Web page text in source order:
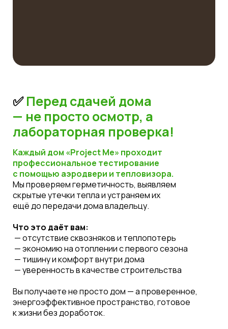
✅Перед сдачей дома
— не просто осмотр, а
лабораторная проверка!
Каждый дом «Project Me» проходит
профессиональное тестирование
с помощью аэродвери и тепловизора.
Мы проверяем герметичность, выявляем
скрытые утечки тепла и устраняем их
ещё до передачи дома владельцу.
Что это даёт вам:
— отсутствие сквозняков и теплопотерь
— экономию на отоплении с первого сезона
— тишину и комфорт внутри дома
— уверенность в качестве строительства
Вы получаете не просто дом — а проверенное,
энергоэффективное пространство, готовое
к жизни без доработок.